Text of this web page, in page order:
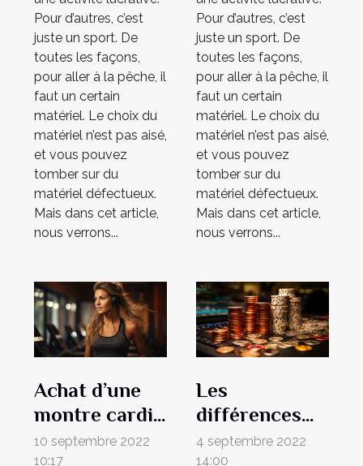
Pour d’autres, c’est
juste un sport. De
toutes les façons,
pour aller à la pêche, il
faut un certain
matériel. Le choix du
matériel n’est pas aisé,
et vous pouvez
tomber sur du
matériel défectueux.
Mais dans cet article,
nous verrons...
Pour d’autres, c’est
juste un sport. De
toutes les façons,
pour aller à la pêche, il
faut un certain
matériel. Le choix du
matériel n’est pas aisé,
et vous pouvez
tomber sur du
matériel défectueux.
Mais dans cet article,
nous verrons...
Achat d’une
montre cardio
: Nos conseils
10 septembre 2022
10:17
Les
différences
entre paris
4 septembre 2022
14:00